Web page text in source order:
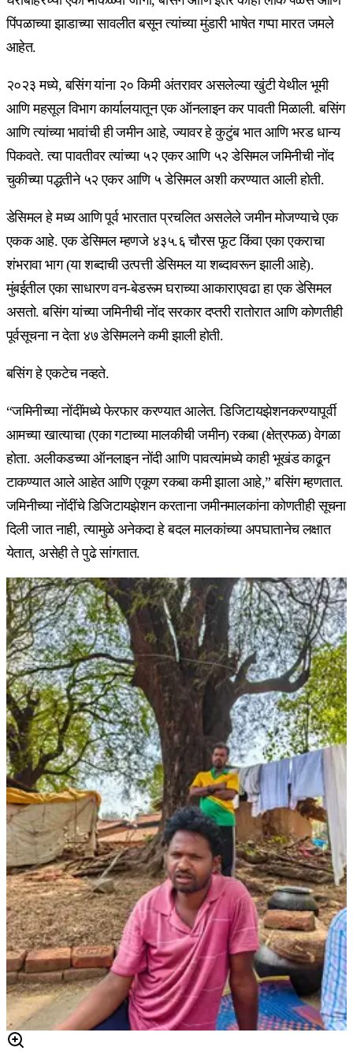
पिंपळाच्या झाडाच्या सावलीत बसून त्यांच्या मुंडारी भाषेत गप्पा मारत जमले
आहेत.
२०२३ मध्ये, बसिंग यांना २० किमी अंतरावर असलेल्या खुंटी येथील भूमी
आणि महसूल विभाग कार्यालयातून एक ऑनलाइन कर पावती मिळाली. बसिंग
आणि त्यांच्या भावांची ही जमीन आहे, ज्यावर हे कुटुंब भात आणि भरड धान्य
पिकवते. त्या पावतीवर त्यांच्या ५२ एकर आणि ५२ डेसिमल जमिनीची नोंद
चुकीच्या पद्धतीने ५२ एकर आणि ५ डेसिमल अशी करण्यात आली होती.
डेसिमल हे मध्य आणि पूर्व भारतात प्रचलित असलेले जमीन मोजण्याचे एक
एकक आहे. एक डेसिमल म्हणजे ४३५.६ चौरस फूट किंवा एका एकराचा
शंभरावा भाग (या शब्दाची उत्पत्ती डेसिमल या शब्दावरून झाली आहे).
मुंबईतील एका साधारण वन-बेडरूम घराच्या आकाराएवढा हा एक डेसिमल
असतो. बसिंग यांच्या जमिनीची नोंद सरकार दप्तरी रातोरात आणि कोणतीही
पूर्वसूचना न देता ४७ डेसिमलने कमी झाली होती.
बसिंग हे एकटेच नव्हते.
“जमिनीच्या नोंदींमध्ये फेरफार करण्यात आलेत. डिजिटायझेशनकरण्यापूर्वी
आमच्या खात्याचा (एका गटाच्या मालकीची जमीन) रकबा (क्षेत्रफळ) वेगळा
होता. अलीकडच्या ऑनलाइन नोंदी आणि पावत्यांमध्ये काही भूखंड काढून
टाकण्यात आले आहेत आणि एकूण रकबा कमी झाला आहे,” बसिंग म्हणतात.
जमिनीच्या नोंदींचे डिजिटायझेशन करताना जमीनमालकांना कोणतीही सूचना
दिली जात नाही, त्यामुळे अनेकदा हे बदल मालकांच्या अपघातानेच लक्षात
येतात, असेही ते पुढे सांगतात.